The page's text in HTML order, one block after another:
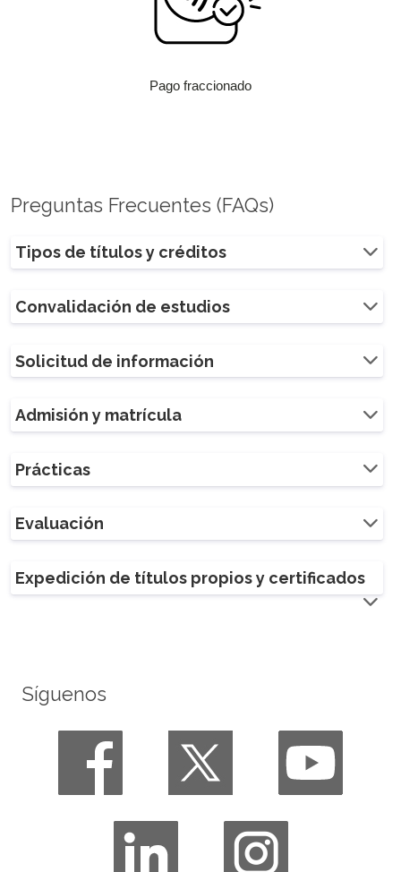
Pago fraccionado
Preguntas Frecuentes (FAQs)
Tipos de títulos y créditos
Convalidación de estudios
Solicitud de información
Admisión y matrícula
Prácticas
Evaluación
Expedición de títulos propios y certificados
Síguenos